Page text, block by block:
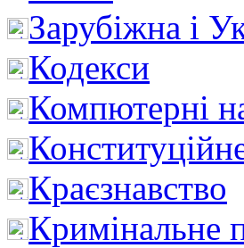
Зарубіжна і
Кодекси
Компютерні
Краєзнавство
Кримінальне